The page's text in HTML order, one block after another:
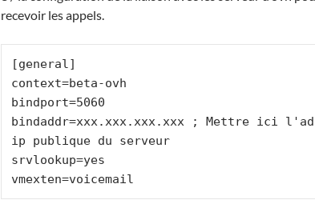
recevoir les appels.
[general]
context=beta-ovh
bindport=5060
bindaddr=xxx.xxx.xxx.xxx ; Mettre ici
ip publique du serveur
srvlookup=yes
vmexten=voicemail